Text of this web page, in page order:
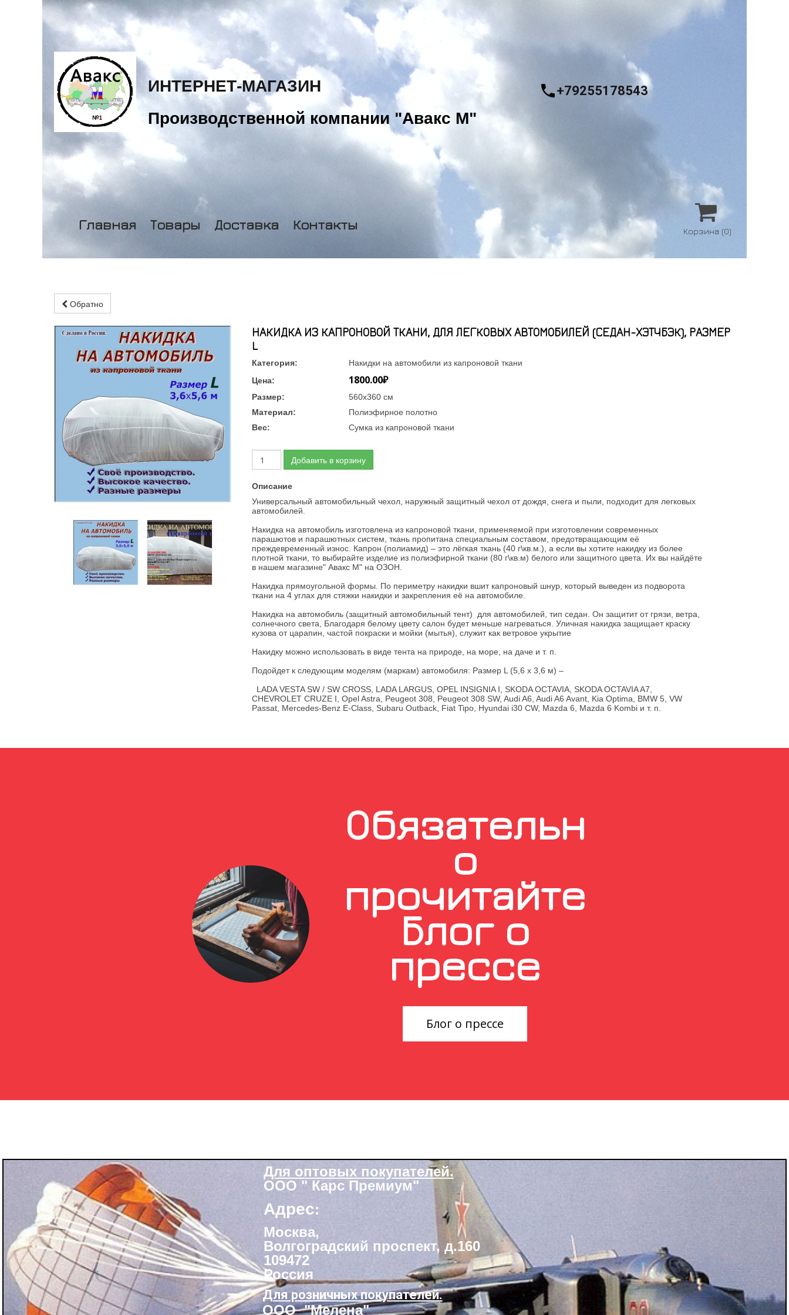
ИНТЕРНЕТ-МАГАЗИН
Производственной компании "Авакс М"
+79255178543
Главная Товары Доставка Контакты

Корзина (0)
Обратно
НАКИДКА ИЗ КАПРОНОВОЙ ТКАНИ, ДЛЯ ЛЕГКОВЫХ АВТОМОБИЛЕЙ (СЕДАН-ХЭТЧБЭК), РАЗМЕР
L
Категория:
Накидки на автомобили из капроновой ткани
Цена:
1800.00₽
Размер:
560х360 см
Материал:
Полиэфирное полотно
Вес:
Сумка из капроновой ткани
Добавить в корзину
Описание
Универсальный автомобильный чехол, наружный защитный чехол от дождя, снега и пыли, подходит для легковых
автомобилей.
Накидка на автомобиль изготовлена из капроновой ткани, применяемой при изготовлении современных
парашютов и парашютных систем, ткань пропитана специальным составом, предотвращающим её
преждевременный износ. Капрон (полиамид) – это лёгкая ткань (40 г\кв.м.), а если вы хотите накидку из более
плотной ткани, то выбирайте изделие из полиэфирной ткани (80 г\кв.м) белого или защитного цвета. Их вы найдёте
в нашем магазине" Авакс М" на ОЗОН.
Накидка прямоугольной формы. По периметру накидки вшит капроновый шнур, который выведен из подворота
ткани на 4 углах для стяжки накидки и закрепления её на автомобиле.
Накидка на автомобиль (защитный автомобильный тент) для автомобилей, тип седан. Он защитит от грязи, ветра,
солнечного света, Благодаря белому цвету салон будет меньше нагреваться. Уличная накидка защищает краску
кузова от царапин, частой покраски и мойки (мытья), служит как ветровое укрытие
Накидку можно использовать в виде тента на природе, на море, на даче и т. п.
Подойдет к следующим моделям (маркам) автомобиля: Размер L (5,6 х 3,6 м) –
LADA VESTA SW / SW CROSS, LADA LARGUS, OPEL INSIGNIA I, SKODA OCTAVIA, SKODA OCTAVIA A7,
CHEVROLET CRUZE I, Opel Astra, Peugeot 308, Peugeot 308 SW, Audi A6, Audi A6 Avant, Kia Optima, BMW 5, VW
Passat, Mercedes-Benz E-Class, Subaru Outback, Fiat Tipo, Hyundai i30 CW, Mazda 6, Mazda 6 Kombi и т. п.
Обязательн
о
прочитайте
Блог о
прессе
Блог о прессе
Для оптовых покупателей.
ООО " Карс Премиум"
Адрес:
Москва,
Волгоградский проспект, д.160
109472
Россия
Для розничных покупателей.
ООО "Мелена"